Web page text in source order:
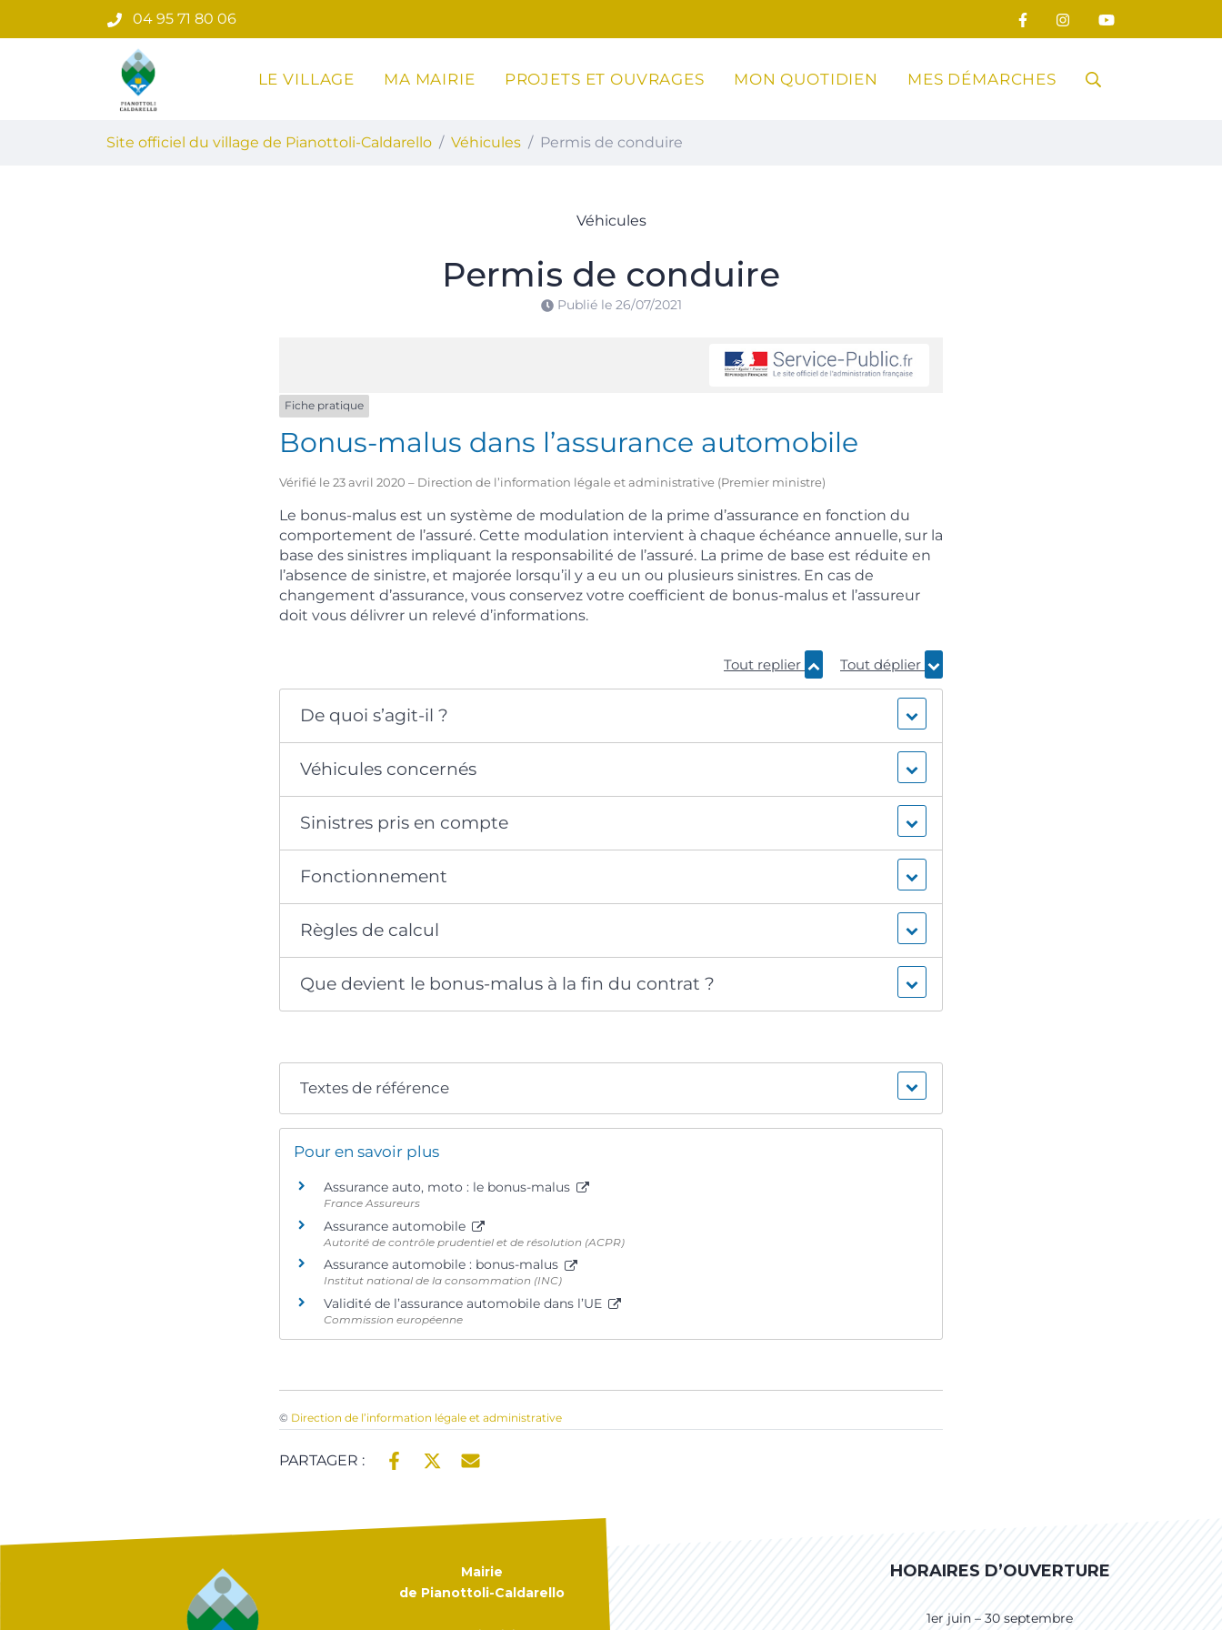
au
04 95 71 80 06
Site officiel du village de Pianottoli-Caldarello
LE VILLAGE MA MAIRIE PROJETS ET OUVRAGES MON QUOTIDIEN MES DÉMARCHES RECHERCHE
Site officiel du village de Pianottoli-Caldarello Véhicules Permis de conduire
Véhicules
Permis de conduire
Publié le 26/07/2021
Fiche pratique
Bonus-malus dans l’assurance automobile
Vérifié le 23 avril 2020 – Direction de l’information légale et administrative (Premier ministre)
Le bonus-malus est un système de modulation de la prime d’assurance en fonction du
comportement de l’assuré. Cette modulation intervient à chaque échéance annuelle, sur la
base des sinistres impliquant la responsabilité de l’assuré. La prime de base est réduite en
l’absence de sinistre, et majorée lorsqu’il y a eu un ou plusieurs sinistres. En cas de
changement d’assurance, vous conservez votre coefficient de bonus-malus et l’assureur
doit vous délivrer un relevé d’informations.
Tout replier Tout déplier
De quoi s’agit-il ?
Véhicules concernés
Sinistres pris en compte
Fonctionnement
Règles de calcul
Que devient le bonus-malus à la fin du contrat ?
Textes de référence
Pour en savoir plus
Assurance auto, moto : le bonus-malus
France Assureurs
Assurance automobile
Autorité de contrôle prudentiel et de résolution (ACPR)
Assurance automobile : bonus-malus
Institut national de la consommation (INC)
Validité de l’assurance automobile dans l’UE
Commission européenne
© Direction de l’information légale et administrative
PARTAGER :
Mairie
de Pianottoli-Caldarello
HORAIRES D’OUVERTURE
1er juin – 30 septembre